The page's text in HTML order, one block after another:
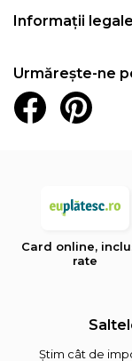
Informații legale
Urmărește-ne
Card online,
rate
Știm cât de